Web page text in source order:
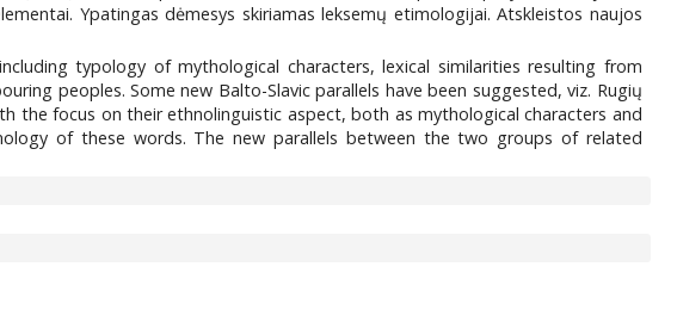
Ypatingas dėmesys skiriamas leksemų etimologijai. Atskleistos naujos
typology of mythological characters, lexical similarities resulting from
peoples. Some new Balto-Slavic parallels have been suggested, viz. Rugių
the focus on their ethnolinguistic aspect, both as mythological characters and
of these words. The new parallels between the two groups of related